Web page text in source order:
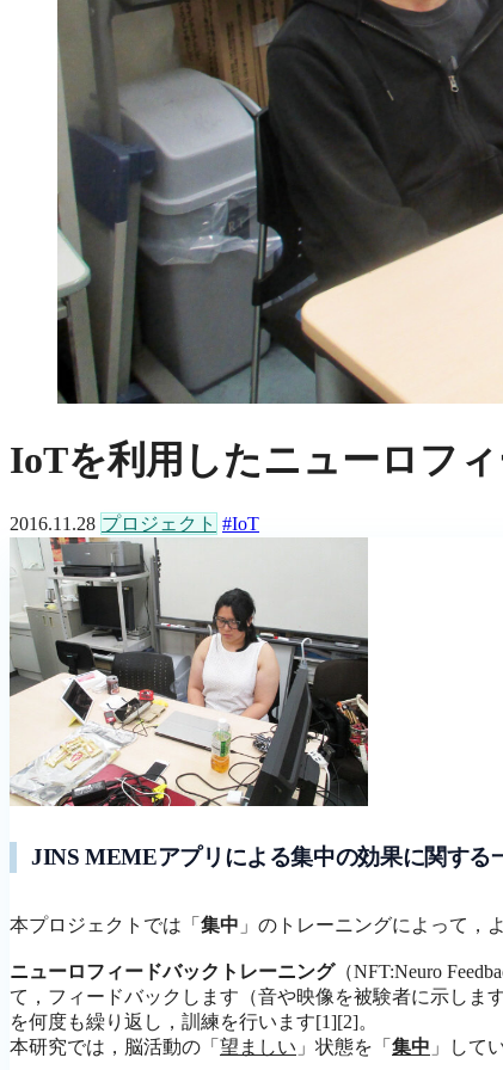
IoTを利用したニューロフ
2016.11.28 プロジェクト #IoT
JINS MEMEアプリによる集中の効果に関する
本プロジェクトでは「 集中 」のトレーニングによって，
ニューロフィードバックトレーニング（NFT:Neuro
て，フィードバックします（音や映像を被験者に示しま
を何度も繰り返し，訓練を行います[1][2]。
本研究では，脳活動の「 望ましい 」状態を「 集中 」して